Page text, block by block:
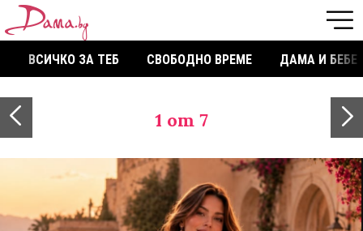
ВСИЧКО ЗА ТЕБ СВОБОДНО ВРЕМЕ ДАМА И БЕБЕ
1 от 7